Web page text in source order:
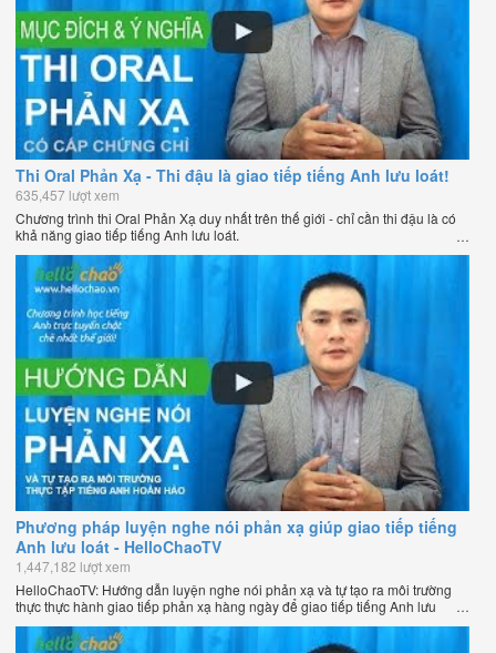
Thi Oral Phản Xạ - Thi đậu là giao tiếp tiếng Anh lưu loát!
635,457 lượt xem
Chương trình thi Oral Phản Xạ duy nhất trên thế giới - chỉ cần thi đậu là có
khả năng giao tiếp tiếng Anh lưu loát.
Phương pháp luyện nghe nói phản xạ giúp giao tiếp tiếng
Anh lưu loát - HelloChaoTV
1,447,182 lượt xem
HelloChaoTV: Hướng dẫn luyện nghe nói phản xạ và tự tạo ra môi trường
thực thực hành giao tiếp phản xạ hàng ngày để giao tiếp tiếng Anh lưu
loát như người bản xứ của thầy Phạm Việt Thắng - đồng sáng lập
HelloChao.vn - Chương trình dạy tiếng Anh trực tuyến chặt chẽ nhất thế